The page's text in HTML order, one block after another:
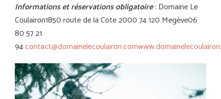
Informations et réservations obligatoire: Domaine Le
Coulairon1850 route de la Cote 2000 74 120 Megève06
80 57 21
94contact@domainelecoulairon.com